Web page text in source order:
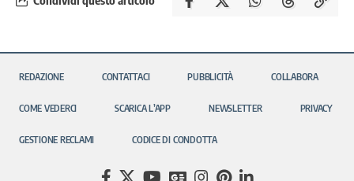
REDAZIONE CONTATTACI PUBBLICITÀ COLLABORA
COME VEDERCI SCARICA L’APP NEWSLETTER PRIVACY
GESTIONE RECLAMI CODICE DI CONDOTTA